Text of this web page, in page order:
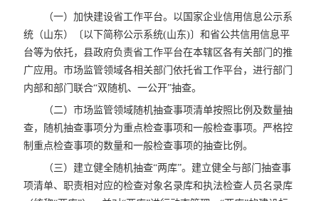
（一）加快建设省工作平台。以国家企业信用信息公示系
统（山东）〔以下简称公示系统(山东)〕和省公共信用信息平
台等为依托，县政府负责省工作平台在本辖区各有关部门的推
广应用。市场监管领域各相关部门依托省工作平台，进行部门
内部和部门联合“双随机、一公开”抽查。
（二）市场监管领域随机抽查事项清单按照比例及数量抽
查，随机抽查事项分为重点检查事项和一般检查事项。严格控
制重点检查事项的数量和一般检查事项的抽查比例。
（三）建立健全随机抽查“两库”。建立健全与部门抽查事
项清单、职责相对应的检查对象名录库和执法检查人员名录库